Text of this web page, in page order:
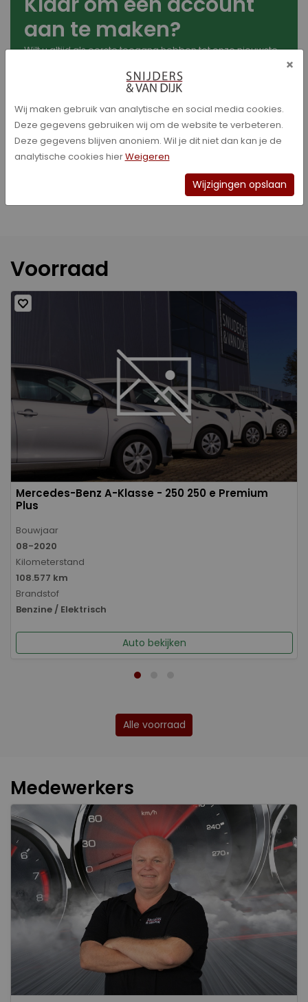
aan te maken?
Wilt u altijd als eerste toegang hebben tot onze nieuwste
nog vragen, dan kunt u uiteraard contact met ons
Ons deskundige team staat voor u klaar om u te
adviseren en te ondersteunen bij het maken van de juiste
keuzes.
Ik heb een vraag
Voorraad
Mercedes-Benz A-Klasse - 250 250 e Premium
Plus
Bouwjaar
08-2020
Kilometerstand
108.577 km
Brandstof
Benzine / Elektrisch
Auto bekijken
Alle voorraad
Medewerkers
×
Wij maken gebruik van analytische en social media cookies.
Deze gegevens gebruiken wij om de website te verbeteren.
Deze gegevens blijven anoniem. Wil je dit niet dan kan je de
analytische cookies hierWeigeren
Wijzigingen opslaan